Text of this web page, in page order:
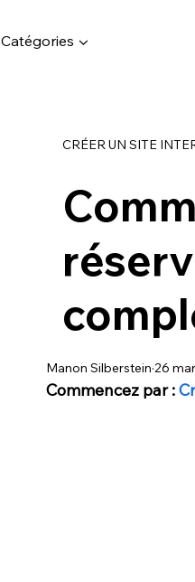
Catégories ▼
CRÉER UN SITE
Manon Silberstein 26
Commencez par :